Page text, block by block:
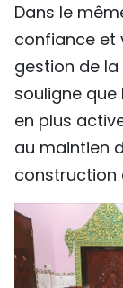
Dans le
confiance et
gestion de
souligne
en plus
au maintien
construction